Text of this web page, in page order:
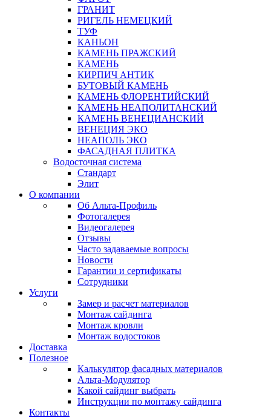
ГРАНИТ
РИГЕЛЬ НЕМЕЦКИЙ
ТУФ
КАНЬОН
КАМЕНЬ ПРАЖСКИЙ
КАМЕНЬ
КИРПИЧ АНТИК
БУТОВЫЙ КАМЕНЬ
КАМЕНЬ ФЛОРЕНТИЙСКИЙ
КАМЕНЬ НЕАПОЛИТАНСКИЙ
КАМЕНЬ ВЕНЕЦИАНСКИЙ
ВЕНЕЦИЯ ЭКО
НЕАПОЛЬ ЭКО
ФАСАДНАЯ ПЛИТКА
Водосточная система
Стандарт
Элит
О компании
Об Альта-Профиль
Фотогалерея
Видеогалерея
Отзывы
Часто задаваемые вопросы
Новости
Гарантии и сертификаты
Сотрудники
Услуги
Замер и расчет материалов
Монтаж сайдинга
Монтаж кровли
Монтаж водостоков
Доставка
Полезное
Калькулятор фасадных материалов
Альта-Модулятор
Какой сайдинг выбрать
Инструкции по монтажу сайдинга
Контакты